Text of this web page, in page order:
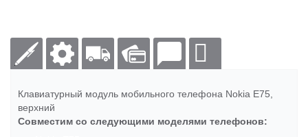
Клавиатурный модуль мобильного телефона Nokia E75,
верхний
Совместим со следующими моделями телефонов: